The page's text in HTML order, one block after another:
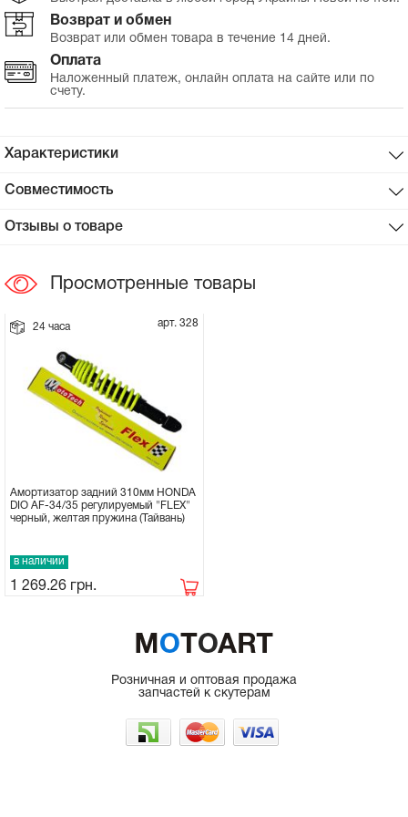
Сцепное устройство, шплинт
Прокладки на мотоблок
Навесное и запчасти к нему
Возврат и обмен
Возврат или обмен товара в течение 14 дней.
Оплата
Наложенный платеж, онлайн оплата на сайте или по
счету.
Характеристики
Совместимость
Отзывы о товаре
Просмотренные товары
24 часа арт. 328
Амортизатор задний 310мм HONDA
DIO AF-34/35 регулируемый "FLEX"
черный, желтая пружина (Тайвань)
в наличии
1 269.26 грн.
Розничная и оптовая продажа
запчастей к скутерам